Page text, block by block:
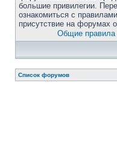
большие привилегии.
ознакомиться с
присутствие на форумах
Общие правила|
Список форумов